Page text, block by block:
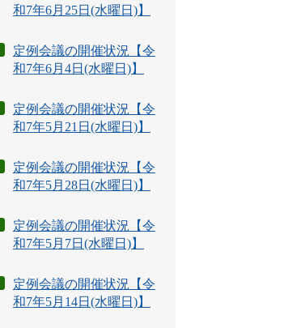
和7年6月25日(水曜日)】
定例会議の開催状況【令
和7年6月4日(水曜日)】
定例会議の開催状況【令
和7年5月21日(水曜日)】
定例会議の開催状況【令
和7年5月28日(水曜日)】
定例会議の開催状況【令
和7年5月7日(水曜日)】
定例会議の開催状況【令
和7年5月14日(水曜日)】